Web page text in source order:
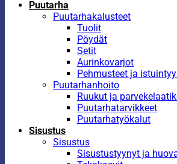
Puutarha
Puutarhakalusteet
Tuolit
Pöydät
Setit
Aurinkovarjot
Pehmusteet ja
Puutarhanhoito
Ruukut ja
Puutarhatarvikkeet
Puutarhatyökalut
Sisustus
Sisustus
Sisustustyynyt ja